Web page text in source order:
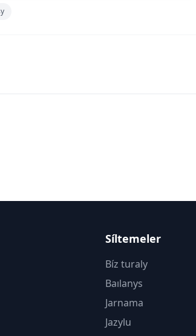
Síltemeler
Bíz turaly
Baılanys
Jarnama
Jazylu